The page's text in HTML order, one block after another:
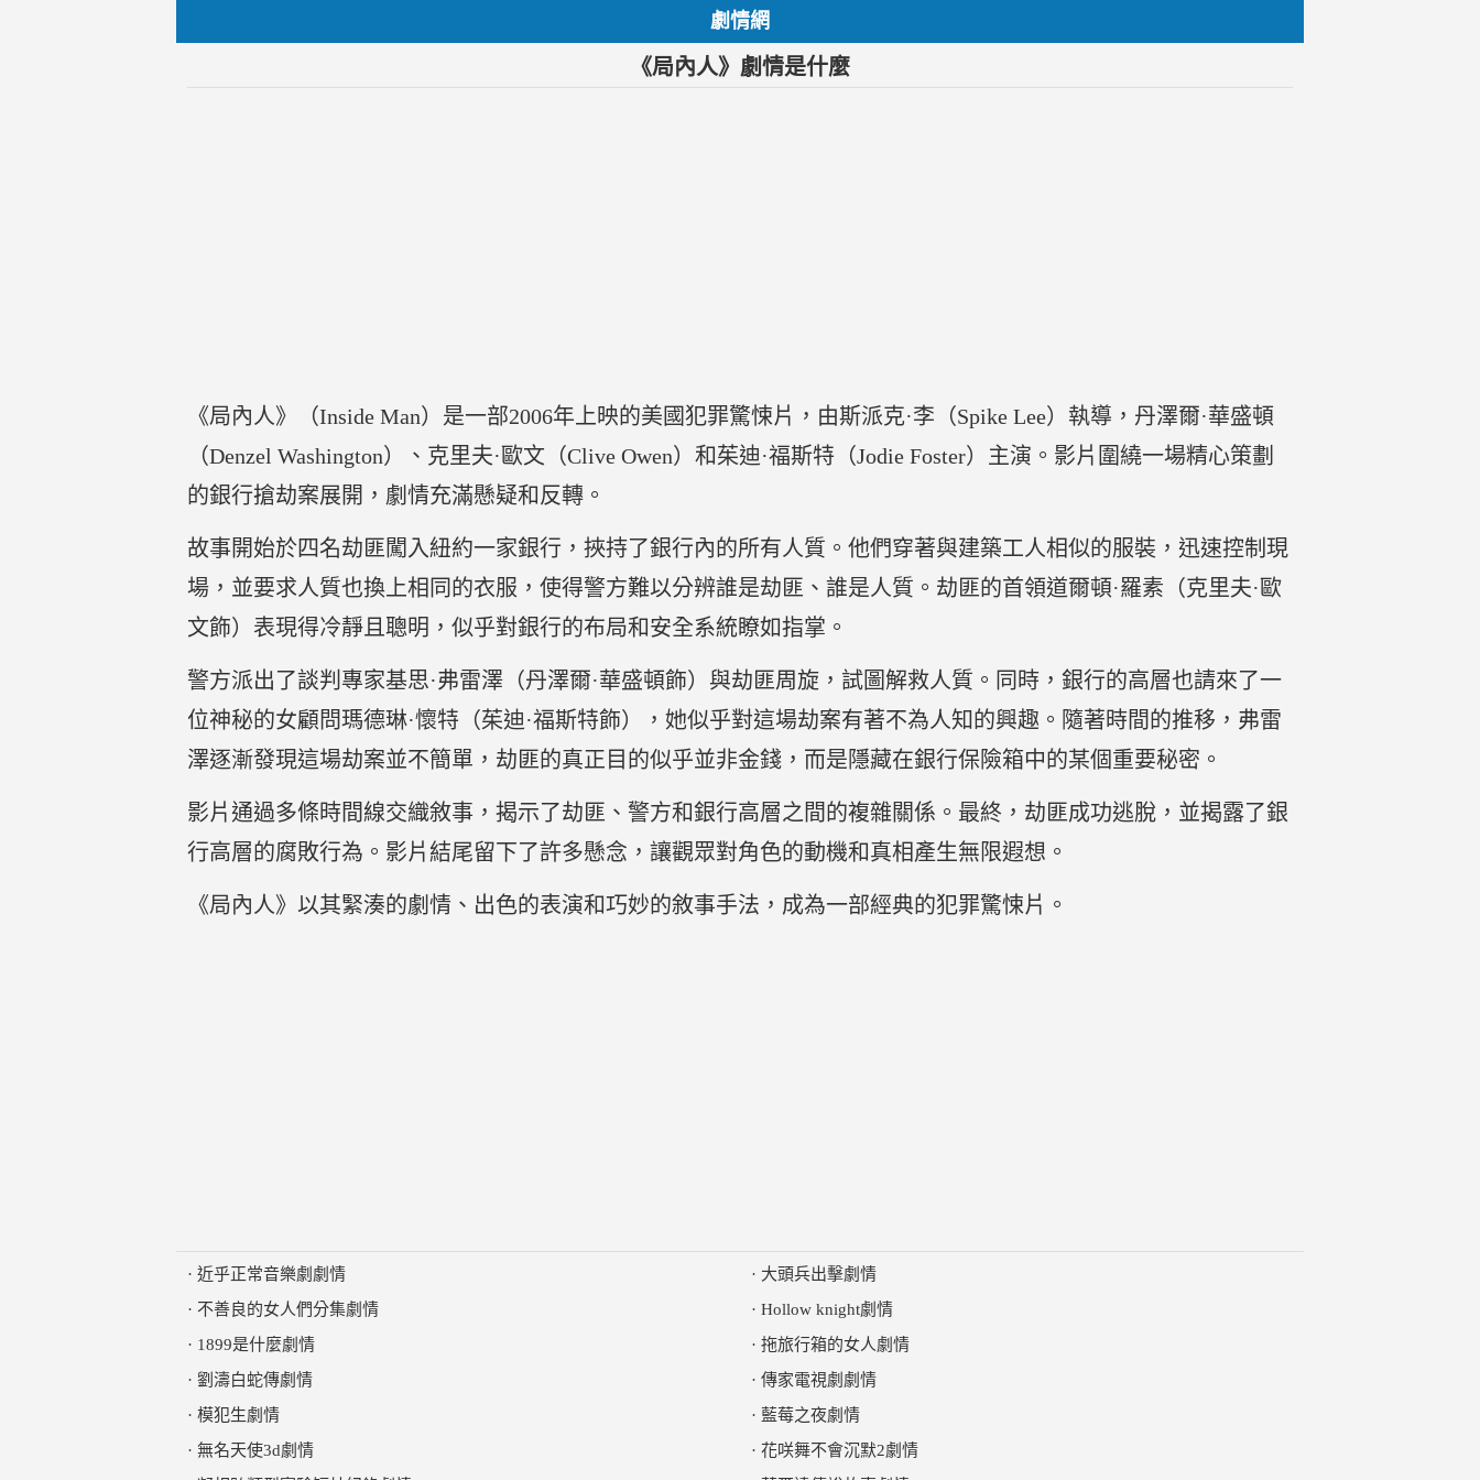
劇情網
《局內人》劇情是什麼
《局內人》（Inside Man）是一部2006年上映的美國犯罪驚悚片，由斯派克·李（Spike Lee）執導，丹澤爾·華盛頓
（Denzel Washington）、克里夫·歐文（Clive Owen）和茱迪·福斯特（Jodie Foster）主演。影片圍繞一場精心策劃
的銀行搶劫案展開，劇情充滿懸疑和反轉。
故事開始於四名劫匪闖入紐約一家銀行，挾持了銀行內的所有人質。他們穿著與建築工人相似的服裝，迅速控制現
場，並要求人質也換上相同的衣服，使得警方難以分辨誰是劫匪、誰是人質。劫匪的首領道爾頓·羅素（克里夫·歐
文飾）表現得冷靜且聰明，似乎對銀行的布局和安全系統瞭如指掌。
警方派出了談判專家基思·弗雷澤（丹澤爾·華盛頓飾）與劫匪周旋，試圖解救人質。同時，銀行的高層也請來了一
位神秘的女顧問瑪德琳·懷特（茱迪·福斯特飾），她似乎對這場劫案有著不為人知的興趣。隨著時間的推移，弗雷
澤逐漸發現這場劫案並不簡單，劫匪的真正目的似乎並非金錢，而是隱藏在銀行保險箱中的某個重要秘密。
影片通過多條時間線交織敘事，揭示了劫匪、警方和銀行高層之間的複雜關係。最終，劫匪成功逃脫，並揭露了銀
行高層的腐敗行為。影片結尾留下了許多懸念，讓觀眾對角色的動機和真相產生無限遐想。
《局內人》以其緊湊的劇情、出色的表演和巧妙的敘事手法，成為一部經典的犯罪驚悚片。
· 近乎正常音樂劇劇情
· 不善良的女人們分集劇情
· 1899是什麼劇情
· 劉濤白蛇傳劇情
· 模犯生劇情
· 無名天使3d劇情
· 大頭兵出擊劇情
· Hollow knight劇情
· 拖旅行箱的女人劇情
· 傳家電視劇劇情
· 藍莓之夜劇情
· 花咲舞不會沉默2劇情